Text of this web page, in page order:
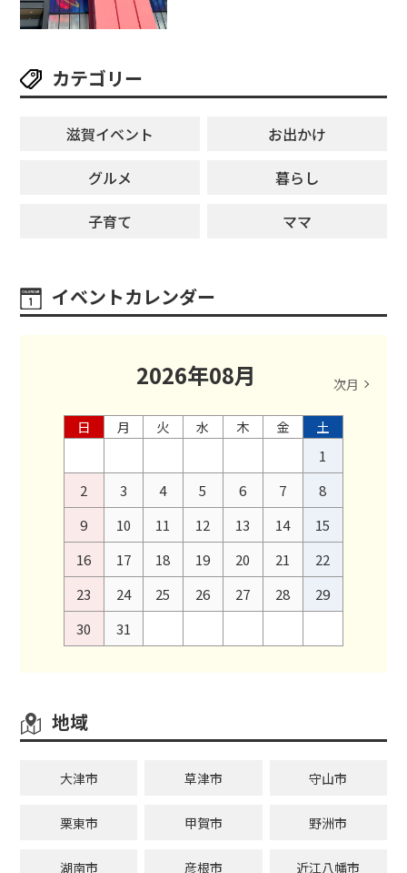
カテゴリー
滋賀イベント
お出かけ
グルメ
暮らし
子育て
ママ
イベントカレンダー
2026年08月 次月
日 月 火 水 木 金
土
1
2
3 4 5 6 7
8
9
10 11 12 13 14
15
16
17 18 19 20 21
22
23
24 25 26 27 28
29
30
31
地域
大津市 草津市 守山市
栗東市 甲賀市 野洲市
湖南市 彦根市 近江八幡市